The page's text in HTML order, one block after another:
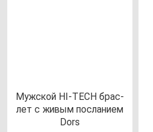
Муж­ской HI-TECH брас­
лет с жи­вым пос­ла­ни­ем
Dors